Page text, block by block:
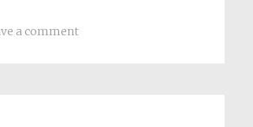
a comment